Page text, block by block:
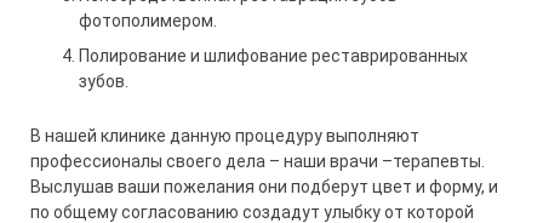
фотополимером.
Полирование и шлифование реставрированных
зубов.
В нашей клинике данную процедуру выполняют
профессионалы своего дела – наши врачи –терапевты.
Выслушав ваши пожелания они подберут цвет и форму, и
по общему согласованию создадут улыбку от которой